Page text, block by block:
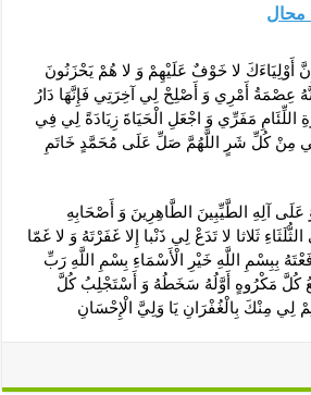
محال
أَوْلِيَاءَكَ لا خَوْفٌ عَلَيْهِمْ وَ لا هُمْ يَحْزَنُونَ
عِصْمَةُ أَمْرِي وَ أَصْلِحْ لِي آخِرَتِي فَإِنَّهَا دَارُ
اللِّئَامِ مَفَرِّي وَ اجْعَلِ الْحَيَاةَ زِيَادَةً لِي فِي
لِي مِنْ كُلِّ شَرٍ اللَّهُمَّ صَلِّ عَلَى مُحَمَّدٍ خَاتَمِ
آلِهِ الطَّيِّبِينَ الطَّاهِرِينَ وَ أَصْحَابِهِ
ثَلاثا لا تَدَعْ لِي ذَنْبا إِلا غَفَرْتَهُ وَ لا غَمّا
دَفَعْتَهُ بِبِسْمِ اللَّهِ خَيْرِ الْأَسْمَاءِ بِسْمِ اللَّهِ رَبِّ
كُلَّ مَكْرُوهٍ أَوَّلُهُ سَخَطُهُ وَ أَسْتَجْلِبُ كُلَّ
لِي مِنْكَ بِالْغُفْرَانِ يَا وَلِيَّ الْإِحْسَانِ